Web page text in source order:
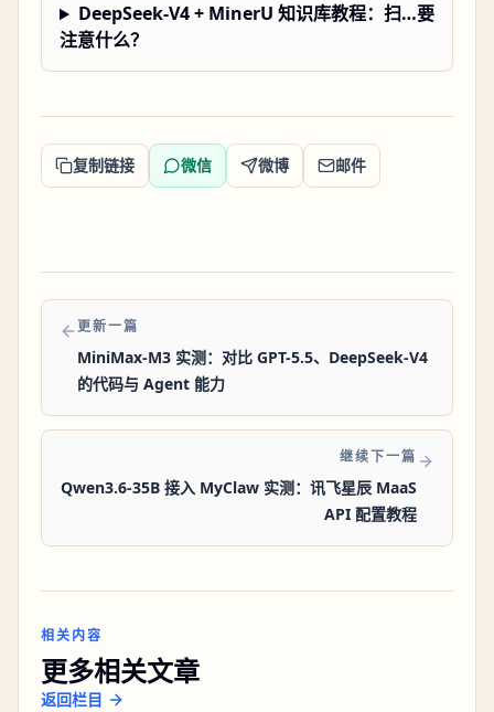
DeepSeek-V4 + MinerU 知识库教程：扫…要
注意什么？
复制链接 微信 微博 邮件
更新一篇
MiniMax-M3 实测：对比 GPT-5.5、DeepSeek-V4
的代码与 Agent 能力
继续下一篇
Qwen3.6-35B 接入 MyClaw 实测：讯飞星辰 MaaS
API 配置教程
相关内容
更多相关文章
返回栏目